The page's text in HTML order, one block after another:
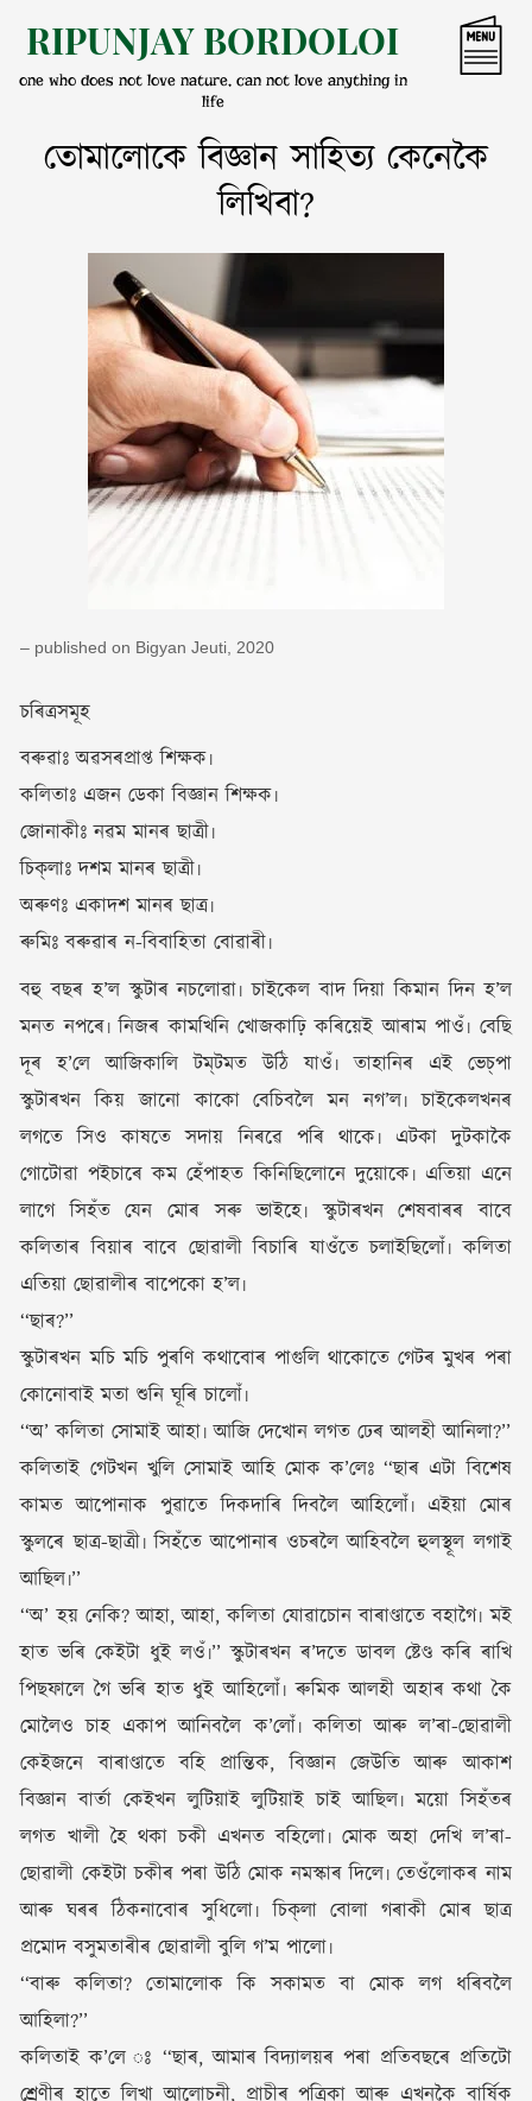
content
RIPUNJAY BORDOLOI
one who does not love nature, can not love anything in
life
তোমালোকে বিজ্ঞান সাহিত্য কেনেকৈ
লিখিবা?
– published on Bigyan Jeuti, 2020
চৰিত্ৰসমূহ
বৰুৱাঃ অৱসৰপ্ৰাপ্ত শিক্ষক৷
কলিতাঃ এজন ডেকা বিজ্ঞান শিক্ষক৷
জোনাকীঃ নৱম মানৰ ছাত্ৰী৷
চিক্‌লাঃ দশম মানৰ ছাত্ৰী৷
অৰুণঃ একাদশ মানৰ ছাত্ৰ৷
ৰুমিঃ বৰুৱাৰ ন-বিবাহিতা বোৱাৰী৷
বহু বছৰ হ’ল স্কুটাৰ নচলোৱা৷ চাইকেল বাদ দিয়া কিমান দিন হ’ল
মনত নপৰে৷ নিজৰ কামখিনি খোজকাঢ়ি কৰিয়েই আৰাম পাওঁ৷ বেছি
দূৰ হ’লে আজিকালি টম্‌টমত উঠি যাওঁ৷ তাহানিৰ এই ভেচ্‌পা
স্কুটাৰখন কিয় জানো কাকো বেচিবলৈ মন নগ’ল৷ চাইকেলখনৰ
লগতে সিও কাষতে সদায় নিৰৱে পৰি থাকে৷ এটকা দুটকাকৈ
গোটোৱা পইচাৰে কম হেঁপাহত কিনিছিলোনে দুয়োকে৷ এতিয়া এনে
লাগে সিহঁত যেন মোৰ সৰু ভাইহে৷ স্কুটাৰখন শেষবাৰৰ বাবে
কলিতাৰ বিয়াৰ বাবে ছোৱালী বিচাৰি যাওঁতে চলাইছিলোঁ৷ কলিতা
এতিয়া ছোৱালীৰ বাপেকো হ’ল৷
‘‘ছাৰ?’’
স্কুটাৰখন মচি মচি পুৰণি কথাবোৰ পাগুলি থাকোতে গেটৰ মুখৰ পৰা
কোনোবাই মতা শুনি ঘূৰি চালোঁ৷
‘‘অ’ কলিতা সোমাই আহা৷ আজি দেখোন লগত ঢেৰ আলহী আনিলা?’’
কলিতাই গেটখন খুলি সোমাই আহি মোক ক’লেঃ ‘‘ছাৰ এটা বিশেষ
কামত আপোনাক পুৱাতে দিকদাৰি দিবলৈ আহিলোঁ৷ এইয়া মোৰ
স্কুলৰে ছাত্ৰ-ছাত্ৰী৷ সিহঁতে আপোনাৰ ওচৰলৈ আহিবলৈ হুলস্থূল লগাই
আছিল৷’’
‘‘অ’ হয় নেকি? আহা, আহা, কলিতা যোৱাচোন বাৰাণ্ডাতে বহাগৈ৷ মই
হাত ভৰি কেইটা ধুই লওঁ৷’’ স্কুটাৰখন ৰ’দতে ডাবল ষ্টেণ্ড কৰি ৰাখি
পিছফালে গৈ ভৰি হাত ধুই আহিলোঁ৷ ৰুমিক আলহী অহাৰ কথা কৈ
মোলৈও চাহ একাপ আনিবলৈ ক’লোঁ৷ কলিতা আৰু ল’ৰা-ছোৱালী
কেইজনে বাৰাণ্ডাতে বহি প্ৰান্তিক, বিজ্ঞান জেউতি আৰু আকাশ
বিজ্ঞান বাৰ্তা কেইখন লুটিয়াই লুটিয়াই চাই আছিল৷ ময়ো সিহঁতৰ
লগত খালী হৈ থকা চকী এখনত বহিলো৷ মোক অহা দেখি ল’ৰা-
ছোৱালী কেইটা চকীৰ পৰা উঠি মোক নমস্কাৰ দিলে৷ তেওঁলোকৰ নাম
আৰু ঘৰৰ ঠিকনাবোৰ সুধিলো৷ চিক্‌লা বোলা গৰাকী মোৰ ছাত্ৰ
প্ৰমোদ বসুমতাৰীৰ ছোৱালী বুলি গ’ম পালো৷
‘‘বাৰু কলিতা? তোমালোক কি সকামত বা মোক লগ ধৰিবলৈ
আহিলা?’’
কলিতাই ক’লে ঃ ‘‘ছাৰ, আমাৰ বিদ্যালয়ৰ পৰা প্ৰতিবছৰে প্ৰতিটো
শ্ৰেণীৰ হাতে লিখা আলোচনী, প্ৰাচীৰ পত্ৰিকা আৰু এখনকৈ বাৰ্ষিক